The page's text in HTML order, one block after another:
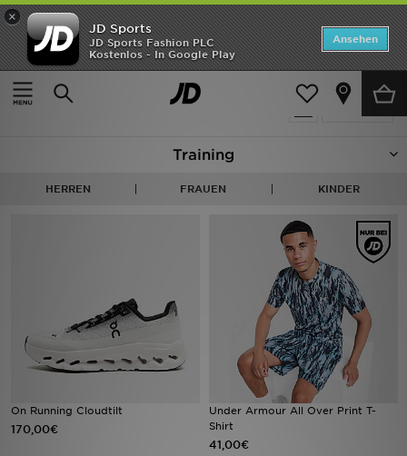
×
JD Sports
JD Sports Fashion PLC
Kostenlos - In Google Play
Ansehen
Startseite
Training
verfeinern
730 Produkte
Training
HERREN FRAUEN KINDER
On Running Cloudtilt
170,00€
Under Armour All Over Print T-
Shirt
41,00€
Startseite
ANGEBOTE
Herren
Bestsellers
JD Exklusives
Fußball